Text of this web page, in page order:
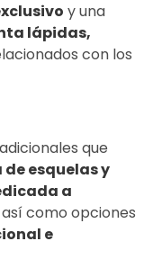
y una
lápidas,
con los
que
esquelas y
a
así como opciones
e